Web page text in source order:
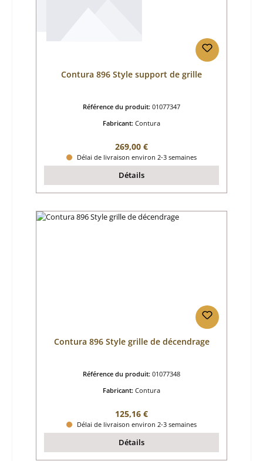
Contura 896 Style support de grille
Référence du produit: 01077347
Fabricant: Contura
Prix régulier :
269,00 €
Délai de livraison environ 2-3 semaines
Détails
Contura 896 Style grille de décendrage
Référence du produit: 01077348
Fabricant: Contura
Prix régulier :
125,16 €
Délai de livraison environ 2-3 semaines
Détails